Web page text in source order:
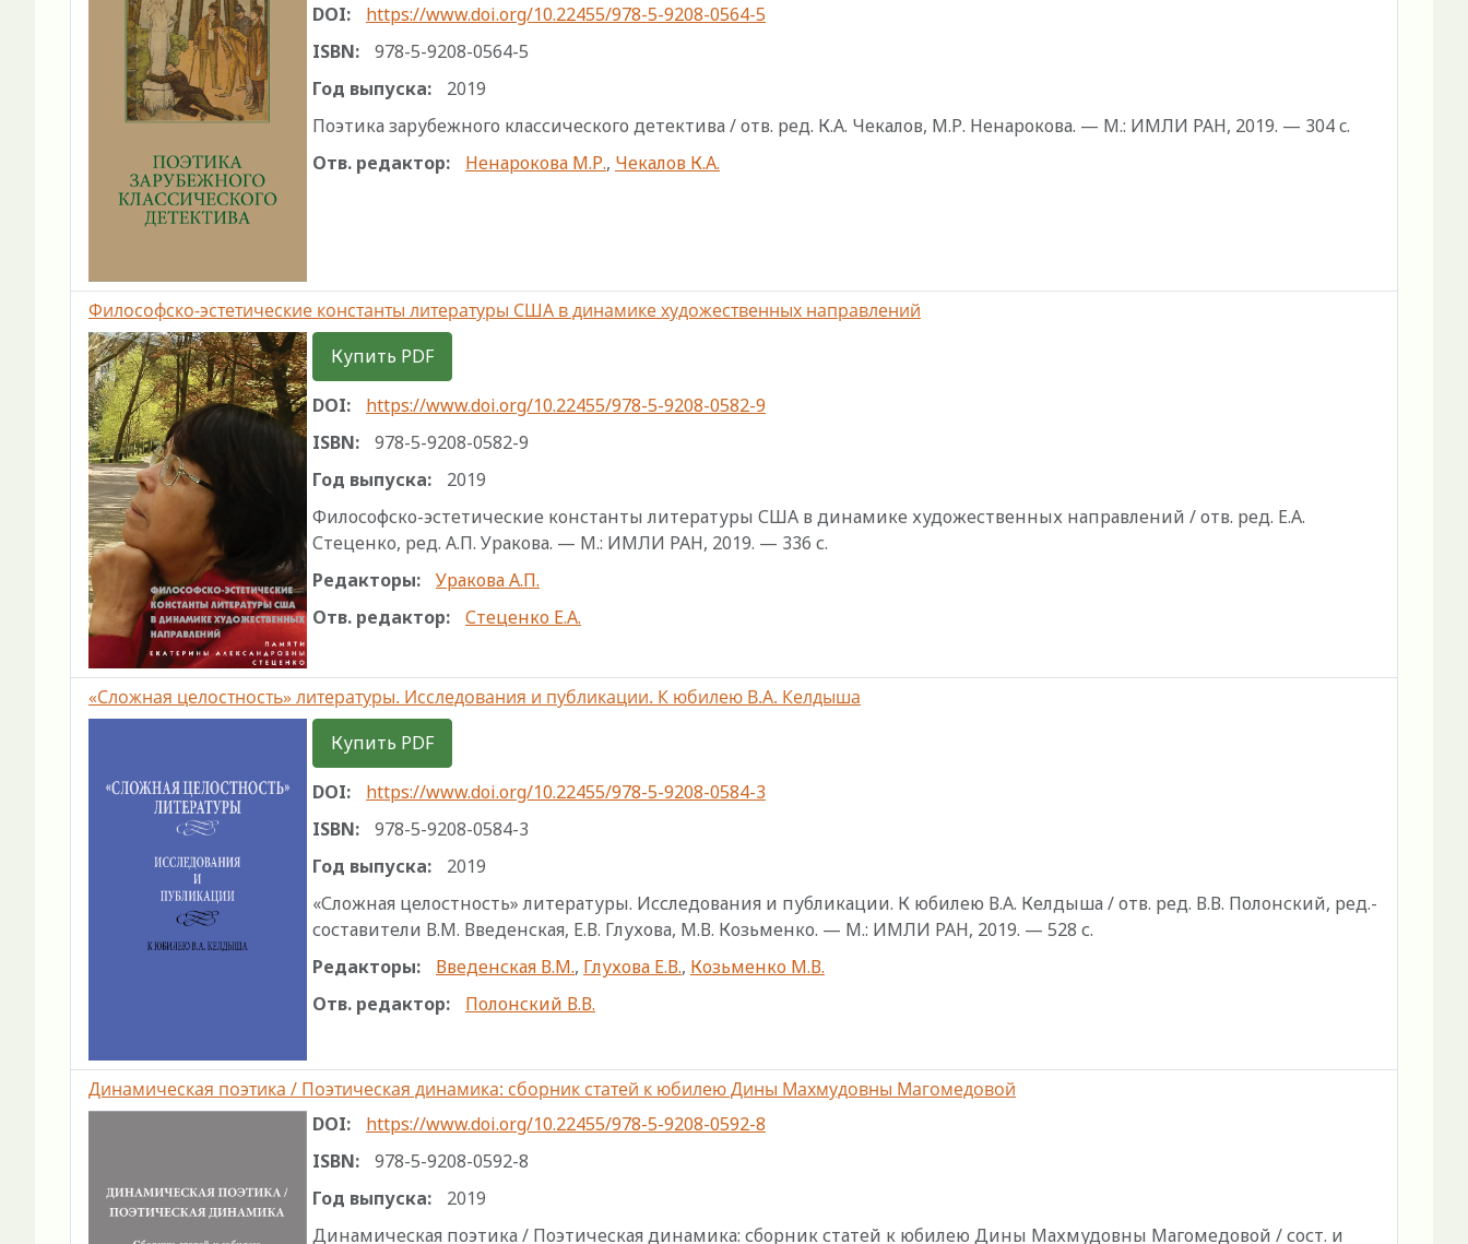
DOI:
https://www.doi.org/10.22455/978-5-9208-0564-5
ISBN:
978-5-9208-0564-5
Год выпуска:
2019
Поэтика зарубежного классического детектива / отв. ред. К.А. Чекалов, М.Р. Ненарокова. — М.: ИМЛИ РАН, 2019. — 304 c.
Отв. редактор:
Ненарокова М.Р., Чекалов К.А.
Философско-эстетические константы литературы США в динамике художественных направлений
Купить PDF
DOI:
https://www.doi.org/10.22455/978-5-9208-0582-9
ISBN:
978-5-9208-0582-9
Год выпуска:
2019
Философско-эстетические константы литературы США в динамике художественных направлений / отв. ред. Е.А.
Стеценко, ред. А.П. Уракова. — М.: ИМЛИ РАН, 2019. — 336 с.
Редакторы:
Уракова А.П.
Отв. редактор:
Стеценко Е.А.
«Сложная целостность» литературы. Исследования и публикации. К юбилею В.А. Келдыша
Купить PDF
DOI:
https://www.doi.org/10.22455/978-5-9208-0584-3
ISBN:
978-5-9208-0584-3
Год выпуска:
2019
«Сложная целостность» литературы. Исследования и публикации. К юбилею В.А. Келдыша / отв. ред. В.В. Полонский, ред.-
составители В.М. Введенская, Е.В. Глухова, М.В. Козьменко. — М.: ИМЛИ РАН, 2019. — 528 с.
Редакторы:
Введенская В.М., Глухова Е.В., Козьменко М.В.
Отв. редактор:
Полонский В.В.
Динамическая поэтика / Поэтическая динамика: сборник статей к юбилею Дины Махмудовны Магомедовой
DOI:
https://www.doi.org/10.22455/978-5-9208-0592-8
ISBN:
978-5-9208-0592-8
Год выпуска:
2019
Динамическая поэтика / Поэтическая динамика: сборник статей к юбилею Дины Махмудовны Магомедовой / сост. и